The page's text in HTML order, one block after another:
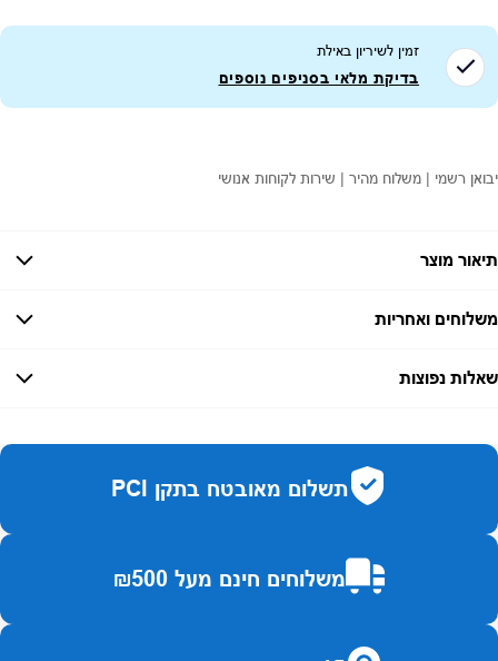
זמין לשיריון באילת
בדיקת מלאי בסניפים נוספים
יבואן רשמי | משלוח מהיר | שירות לקוחות אנושי
תיאור מוצר
משלוחים ואחריות
זמן אספקה: עד 7 ימי עסקים
שאלות נפוצות
האם ניתן לחלק תשלומים?
האם ניתן להחזיר מוצר?כן, בהתאם לחוק הגנת הצרכן ובאריזה המקורית
תשלום מאובטח בתקן PCI
משלוחים חינם מעל ₪500